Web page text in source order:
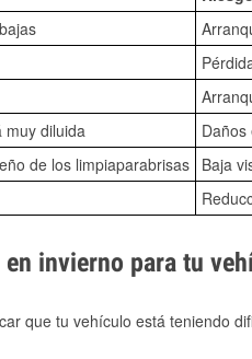
muy diluida
de los limpiaparabrisas Baja
invierno para tu
que tu vehículo está teniendo